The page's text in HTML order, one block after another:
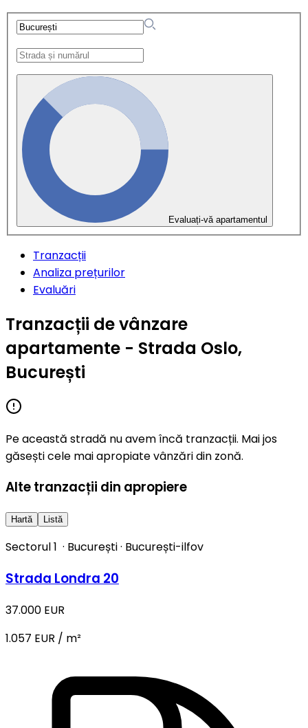
Evaluați-vă apartamentul
Tranzacții
Analiza prețurilor
Evaluări
Tranzacții de vânzare
apartamente - Strada Oslo,
București
Pe această stradă nu avem încă tranzacții. Mai jos
găsești cele mai apropiate vânzări din zonă.
Alte tranzacții din apropiere
Hartă Listă
Sectorul 1 · București· București-ilfov
Strada Londra 20
37.000 EUR
1.057 EUR / m²